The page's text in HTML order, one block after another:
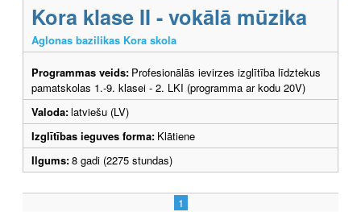
Kora klase II - vokālā mūzika
Aglonas bazilikas Kora skola
Programmas veids: Profesionālās ievirzes izglītība līdztekus
pamatskolas 1.-9. klasei - 2. LKI (programma ar kodu 20V)
Valoda:latviešu (LV)
Izglītības ieguves forma: Klātiene
Ilgums:8 gadi (2275 stundas)
1